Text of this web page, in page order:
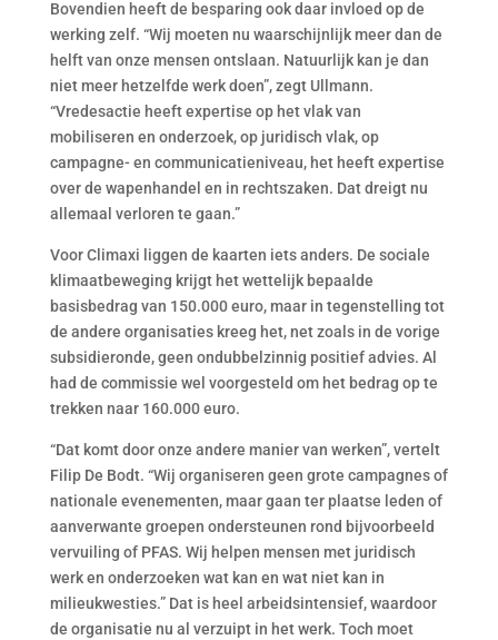
Bovendien heeft de besparing ook daar invloed op de
werking zelf. “Wij moeten nu waarschijnlijk meer dan de
helft van onze mensen ontslaan. Natuurlijk kan je dan
niet meer hetzelfde werk doen”, zegt Ullmann.
“Vredesactie heeft expertise op het vlak van
mobiliseren en onderzoek, op juridisch vlak, op
campagne- en communicatieniveau, het heeft expertise
over de wapenhandel en in rechtszaken. Dat dreigt nu
allemaal verloren te gaan.”
Voor Climaxi liggen de kaarten iets anders. De sociale
klimaatbeweging krijgt het wettelijk bepaalde
basisbedrag van 150.000 euro, maar in tegenstelling tot
de andere organisaties kreeg het, net zoals in de vorige
subsidieronde, geen ondubbelzinnig positief advies. Al
had de commissie wel voorgesteld om het bedrag op te
trekken naar 160.000 euro.
“Dat komt door onze andere manier van werken”, vertelt
Filip De Bodt. “Wij organiseren geen grote campagnes of
nationale evenementen, maar gaan ter plaatse leden of
aanverwante groepen ondersteunen rond bijvoorbeeld
vervuiling of PFAS. Wij helpen mensen met juridisch
werk en onderzoeken wat kan en wat niet kan in
milieukwesties.” Dat is heel arbeidsintensief, waardoor
de organisatie nu al verzuipt in het werk. Toch moet